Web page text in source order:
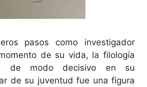
pasos como investigador
de su vida, la filología
de modo decisivo en su
de su juventud fue una figura